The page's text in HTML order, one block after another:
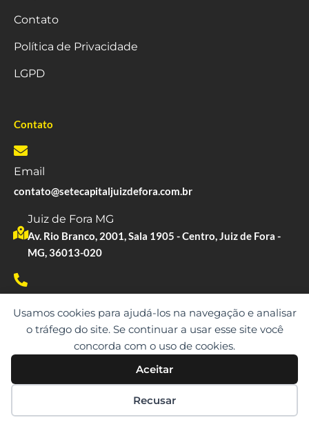
Usamos cookies para ajudá-los na navegação e analisar
o tráfego do site. Se continuar a usar esse site você
concorda com o uso de cookies.
Aceitar
Recusar
Contato
Política de Privacidade
LGPD
Contato
Email
contato@setecapitaljuizdefora.com.br
Juiz de Fora MG
Av. Rio Branco, 2001, Sala 1905 - Centro, Juiz de Fora -
MG, 36013-020
(61) 99530-9873